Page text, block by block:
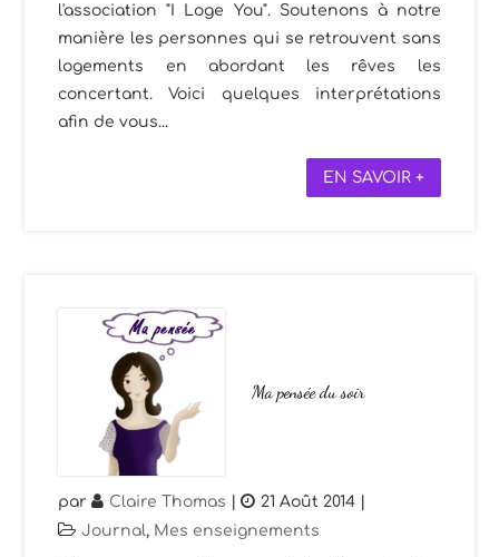
l'association "I Loge You". Soutenons à notre
manière les personnes qui se retrouvent sans
logements en abordant les rêves les
concertant. Voici quelques interprétations
afin de vous...
EN SAVOIR +
Ma pensée du soir
par Claire Thomas | 21 Août 2014
Journal, Mes enseignements